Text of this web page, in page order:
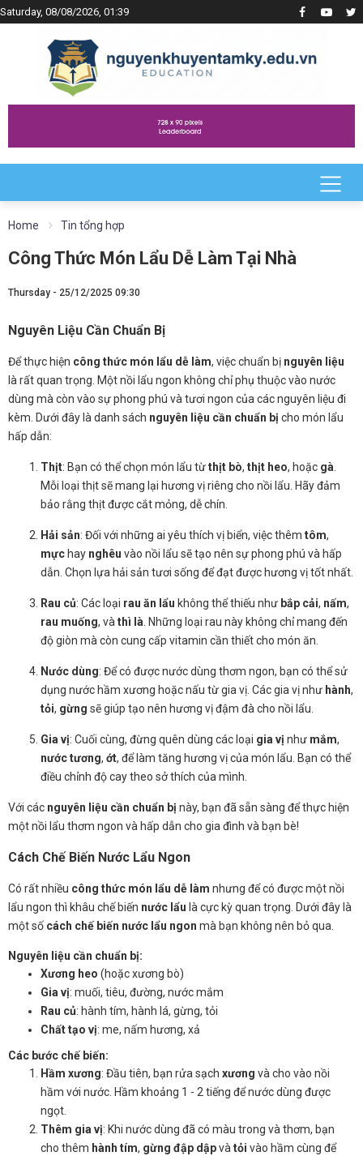
Saturday, 08/08/2026, 01:39
Home Tin tổng hợp
Công Thức Món Lẩu Dễ Làm Tại Nhà
Thursday - 25/12/2025 09:30
Nguyên Liệu Cần Chuẩn Bị
Để thực hiện công thức món lẩu dễ làm, việc chuẩn bị nguyên liệu
là rất quan trọng. Một nồi lẩu ngon không chỉ phụ thuộc vào nước
dùng mà còn vào sự phong phú và tươi ngon của các nguyên liệu đi
kèm. Dưới đây là danh sách nguyên liệu cần chuẩn bị cho món lẩu
hấp dẫn:
Thịt: Bạn có thể chọn món lẩu từthịt bò, thịt heo, hoặc gà
Mỗi loại thịt sẽ mang lại hương vị riêng cho nồi lẩu. Hãy đảm
bảo rằng thịt được cắt mỏng, dễ chín.
Hải sản: Đối với những ai yêu thích vị biển, việc thêm tôm,
mực hay nghêu vào nồi lẩu sẽ tạo nên sự phong phú và hấp
dẫn. Chọn lựa hải sản tươi sống để đạt được hương vị tốt nhất.
Rau củ: Các loại rau ăn lẩu không thể thiếu như bắp cải, nấm,
rau muống, và thì là . Những loại rau này không chỉ mang đến
độ giòn mà còn cung cấp vitamin cần thiết cho món ăn.
Nước dùng: Để có được nước dùng thơm ngon, bạn có thể sử
dụng nước hầm xương hoặc nấu từ gia vị. Các gia vị như hành,
tỏi, gừng sẽ giúp tạo nên hương vị đậm đà cho nồi lẩu.
Gia vị: Cuối cùng, đừng quên dùng các loại gia vị như mắm,
nước tương, ớt, để làm tăng hương vị của món lẩu. Bạn có thể
điều chỉnh độ cay theo sở thích của mình.
Với các nguyên liệu cần chuẩn bị này, bạn đã sẵn sàng để thực hiện
một nồi lẩu thơm ngon và hấp dẫn cho gia đình và bạn bè!
Cách Chế Biến Nước Lẩu Ngon
Có rất nhiều công thức món lẩu dễ làm nhưng để có được một nồi
lẩu ngon thì khâu chế biến nước lẩu là cực kỳ quan trọng. Dưới đây là
một số cách chế biến nước lẩu ngon mà bạn không nên bỏ qua.
Nguyên liệu cần chuẩn bị:
Xương heo (hoặc xương bò)
Gia vị: muối, tiêu, đường, nước mắm
Rau củ: hành tím, hành lá, gừng, tỏi
Chất tạo vị: me, nấm hương, xả
Các bước chế biến:
Hầm xương: Đầu tiên, bạn rửa sạch xương và cho vào nồi
hầm với nước. Hầm khoảng 1 - 2 tiếng để nước dùng được
ngọt.
Thêm gia vị: Khi nước dùng đã có màu trong và thơm, bạn
cho thêm hành tím, gừng đập dậpvà tỏi vào hầm cùng để